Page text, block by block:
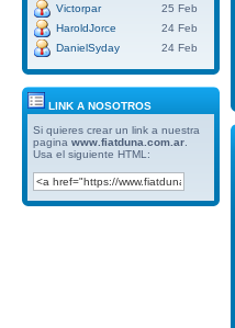
Victorpar
25 Feb
HaroldJorce
24 Feb
DanielSyday
24 Feb
LINK A NOSOTROS
Si quieres crear un link a nuestra
pagina www.fiatduna.com.ar
Usa el siguiente HTML: